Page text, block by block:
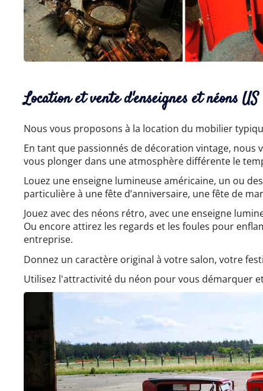
Location et vente d'enseignes et néons US
Nous vous proposons à la location du mobilier
En tant que passionnés de décoration vintage, nous
vous plonger dans une atmosphère différente le
Louez une enseigne lumineuse américaine, un ou
particulière à une fête d’anniversaire, une fête de
Jouez avec des néons rétro, avec une enseigne
Ou encore attirez les regards et les foules pour
entreprise.
Donnez un caractère original à votre salon, votre
Utilisez l'attractivité du néon pour vous démarquer